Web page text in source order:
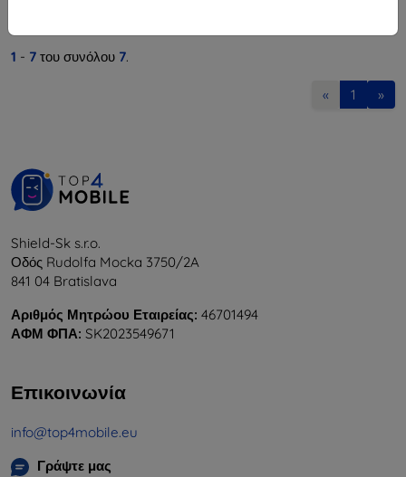
1 - 7 του συνόλου 7.
« 1 »
Shield-Sk s.r.o.
Οδός Rudolfa Mocka 3750/2A
841 04 Bratislava
Αριθμός Μητρώου Εταιρείας: 46701494
ΑΦΜ ΦΠΑ: SK2023549671
Επικοινωνία
info@top4mobile.eu
Γράψτε μας